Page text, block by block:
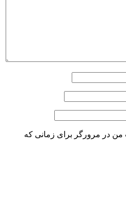
من در مرورگر برای زمانی که